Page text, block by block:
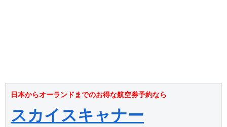
日本からオーランドまでのお得な航空券予約なら
スカイスキャナー